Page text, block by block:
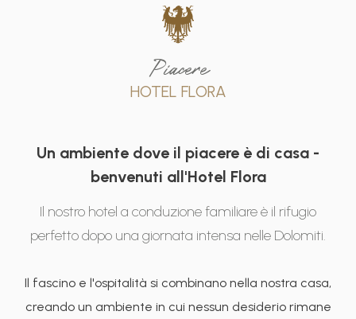
Piacere
HOTEL FLORA
Un ambiente dove il piacere è di casa -
benvenuti all'Hotel Flora
Il nostro hotel a conduzione familiare è il rifugio
perfetto dopo una giornata intensa nelle Dolomiti.
Il fascino e l'ospitalità si combinano nella nostra casa,
creando un ambiente in cui nessun desiderio rimane